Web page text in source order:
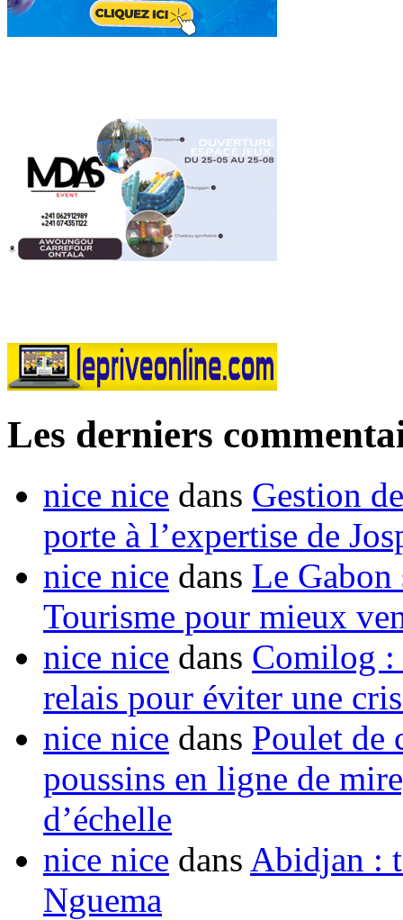
Les derniers
nice nice dans Gestion
porte à l’expertise de
nice nice dans Le Gabon
Tourisme pour mieux
nice nice dans Comilog :
relais pour éviter une
nice nice dans Poulet de
poussins en ligne de
d’échelle
nice nice dans Abidjan :
Nguema